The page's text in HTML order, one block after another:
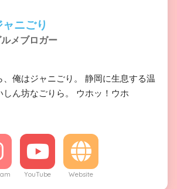
ャニごり
ルメブロガー
、俺はジャニごり。 静岡に生息する温
しん坊なごりら。 ウホッ！ウホ
YouTube Website